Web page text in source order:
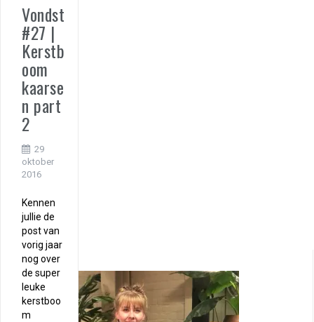
Vondst
#27 |
Kerstb
oom
kaarse
n part
2
29
oktober
2016
Kennen
jullie de
post van
vorig jaar
nog over
de super
leuke
kerstboo
m